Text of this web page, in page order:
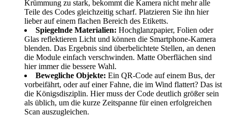
Krümmung zu stark, bekommt die Kamera nicht mehr alle
Teile des Codes gleichzeitig scharf. Platzieren Sie ihn hier
lieber auf einem flachen Bereich des Etiketts.
Spiegelnde Materialien: Hochglanzpapier, Folien oder
Glas reflektieren Licht und können die Smartphone-Kamera
blenden. Das Ergebnis sind überbelichtete Stellen, an denen
die Module einfach verschwinden. Matte Oberflächen sind
hier immer die bessere Wahl.
Bewegliche Objekte: Ein QR-Code auf einem Bus, der
vorbeifährt, oder auf einer Fahne, die im Wind flattert? Das ist
die Königsdisziplin. Hier muss der Code deutlich größer sein
als üblich, um die kurze Zeitspanne für einen erfolgreichen
Scan auszugleichen.